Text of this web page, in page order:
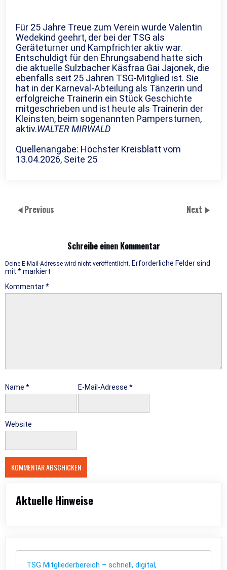
Für 25 Jahre Treue zum Verein wurde Valentin
Wedekind geehrt, der bei der TSG als
Geräteturner und Kampfrichter aktiv war.
Entschuldigt für den Ehrungsabend hatte sich
die aktuelle Sulzbacher Käsfraa Gai Jajonek, die
ebenfalls seit 25 Jahren TSG-Mitglied ist. Sie
hat in der Karneval-Abteilung als Tänzerin und
erfolgreiche Trainerin ein Stück Geschichte
mitgeschrieben und ist heute als Trainerin der
Kleinsten, beim sogenannten Pampersturnen,
aktiv.WALTER MIRWALD
Quellenangabe: Höchster Kreisblatt vom
13.04.2026, Seite 25
Previous Next
Schreibe einen Kommentar
Deine E-Mail-Adresse wird nicht veröffentlicht. Erforderliche Felder sind
mit *markiert
Kommentar*
Name * E-Mail-Adresse *
Website
Aktuelle Hinweise
TSG Mitgliederbereich – schnell, digital,